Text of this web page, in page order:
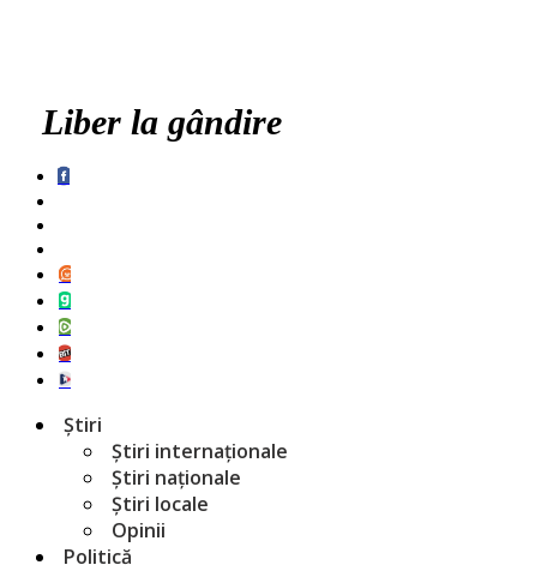
Liber la gândire
Știri
Știri internaționale
Știri naționale
Știri locale
Opinii
Politică